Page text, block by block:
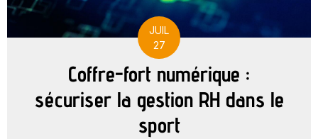
JUIL
27
Coffre-fort numérique :
sécuriser la gestion RH dans le
sport